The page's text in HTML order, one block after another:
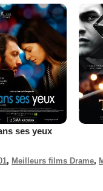
ses yeux
, Meilleurs films Drame,